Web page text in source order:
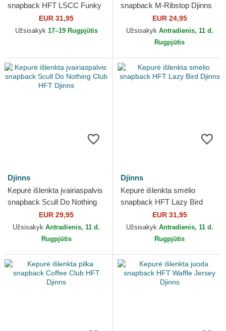
snapback HFT LSCC Funky
EUR 31,95
Užsisakyk 17–19 Rugpjūtis
snapback M-Ribstop Djinns
EUR 24,95
Užsisakyk Antradienis, 11 d.
Rugpjūtis
Djinns
Kepurė išlenkta įvairiaspalvis
snapback Scull Do Nothing
Club HFT Djinns
EUR 29,95
Užsisakyk Antradienis, 11 d.
Rugpjūtis
Djinns
Kepurė išlenkta smėlio
snapback HFT Lazy Bird
EUR 31,95
Užsisakyk Antradienis, 11 d.
Rugpjūtis